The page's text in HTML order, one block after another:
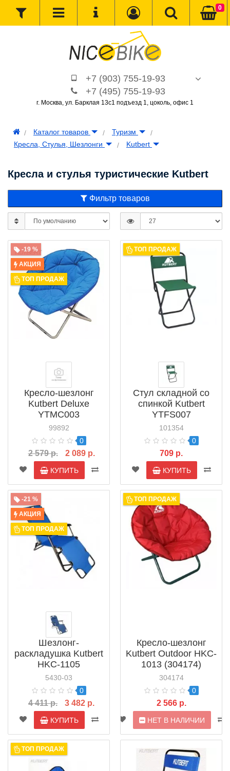
+7 (903) 755-19-93
+7 (495) 755-19-93
г. Москва, ул. Барклая 13с1 подъезд 1, цоколь, офис 1
0
Каталог товаров
Туризм
Кресла, Стулья, Шезлонги
Kutbert
Кресла и стулья туристические Kutbert
Фильтр товаров
-19 %
АКЦИЯ
ТОП ПРОДАЖ
Кресло-шезлонг
Kutbert Deluxe
YTMC003
99892
0
2 579 р. 2 089 р.
КУПИТЬ
ТОП ПРОДАЖ
Стул складной со
спинкой Kutbert
YTFS007
101354
0
709 р.
КУПИТЬ
-21 %
АКЦИЯ
ТОП ПРОДАЖ
Шезлонг-
раскладушка Kutbert
HKC-1105
5430-03
0
4 411 р. 3 482 р.
КУПИТЬ
ТОП ПРОДАЖ
Кресло-шезлонг
Kutbert Outdoor HKC-
1013 (304174)
304174
0
2 566 р.
НЕТ В НАЛИЧИИ
ТОП ПРОДАЖ